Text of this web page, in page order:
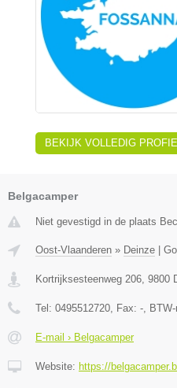
BEKIJK VOLLEDIG
Belgacamper
Niet gevestigd in de plaats
Oost-Vlaanderen » Deinze
Kortrijksesteenweg 206, 9800
Tel: 0495512720, Fax: -, BTW-
E-mail › Belgacamper
Website: https://